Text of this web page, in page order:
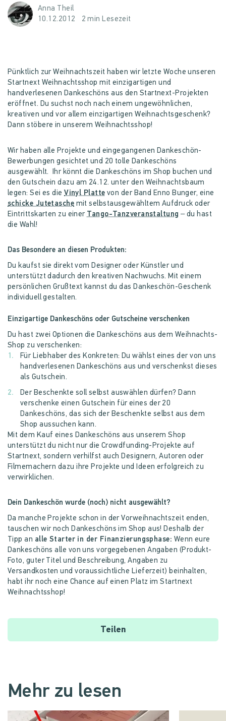
Anna Theil
10.12.2012
2 min Lesezeit
Pünktlich zur Weihnachtszeit haben wir letzte Woche unseren
Startnext Weihnachtsshop mit einzigartigen und
handverlesenen Dankeschöns aus den Startnext-Projekten
eröffnet. Du suchst noch nach einem ungewöhnlichen,
kreativen und vor allem einzigartigen Weihnachtsgeschenk?
Dann stöbere in unserem Weihnachtsshop!
Wir haben alle Projekte und eingegangenen Dankeschön-
Bewerbungen gesichtet und 20 tolle Dankeschöns
ausgewählt. Ihr könnt die Dankeschöns im Shop buchen und
den Gutschein dazu am 24.12. unter den Weihnachtsbaum
legen: Sei es dieVinyl Platte von der Band Enno Bunger, eine
schicke Jutetasche mit selbstausgewähltem Aufdruck oder
Eintrittskarten zu einerTango-Tanzveranstaltung – du hast
die Wahl!
Das Besondere an diesen Produkten:
Du kaufst sie direkt vom Designer oder Künstler und
unterstützt dadurch den kreativen Nachwuchs. Mit einem
persönlichen Grußtext kannst du das Dankeschön-Geschenk
individuell gestalten.
Einzigartige Dankeschöns oder Gutscheine verschenken
Du hast zwei Optionen die Dankeschöns aus dem Weihnachts-
Shop zu verschenken:
Für Liebhaber des Konkreten: Du wählst eines der von uns
handverlesenen Dankeschöns aus und verschenkst dieses
als Gutschein.
Der Beschenkte soll selbst auswählen dürfen? Dann
verschenke einen Gutschein für eines der 20
Dankeschöns, das sich der Beschenkte selbst aus dem
Shop aussuchen kann.
Mit dem Kauf eines Dankeschöns aus unserem Shop
unterstützt du nicht nur die Crowdfunding-Projekte auf
Startnext, sondern verhilfst auch Designern, Autoren oder
Filmemachern dazu ihre Projekte und Ideen erfolgreich zu
verwirklichen.
Dein Dankeschön wurde (noch) nicht ausgewählt?
Da manche Projekte schon in der Vorweihnachtszeit enden,
tauschen wir noch Dankeschöns im Shop aus! Deshalb der
Tipp an alle Starter in der Finanzierungsphase: Wenn eure
Dankeschöns alle von uns vorgegebenen Angaben (Produkt-
Foto, guter Titel und Beschreibung, Angaben zu
Versandkosten und voraussichtliche Lieferzeit) beinhalten,
habt ihr noch eine Chance auf einen Platz im Startnext
Weihnachtsshop!
Teilen
Mehr zu lesen